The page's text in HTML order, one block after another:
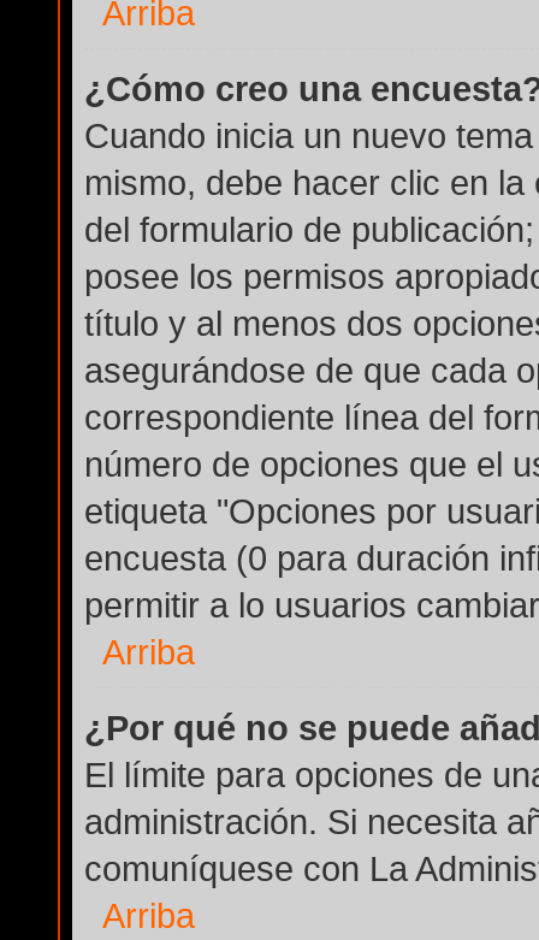
Arriba
¿Cómo creo una
Cuando inicia un nuevo
mismo, debe hacer clic en
del formulario de
posee los permisos
título y al menos dos
asegurándose de que cada
correspondiente línea del
número de opciones que el
etiqueta "Opciones por
encuesta (0 para duración
permitir a lo usuarios
Arriba
¿Por qué no se puede
El límite para opciones de
administración. Si necesita
comuníquese con La
Arriba